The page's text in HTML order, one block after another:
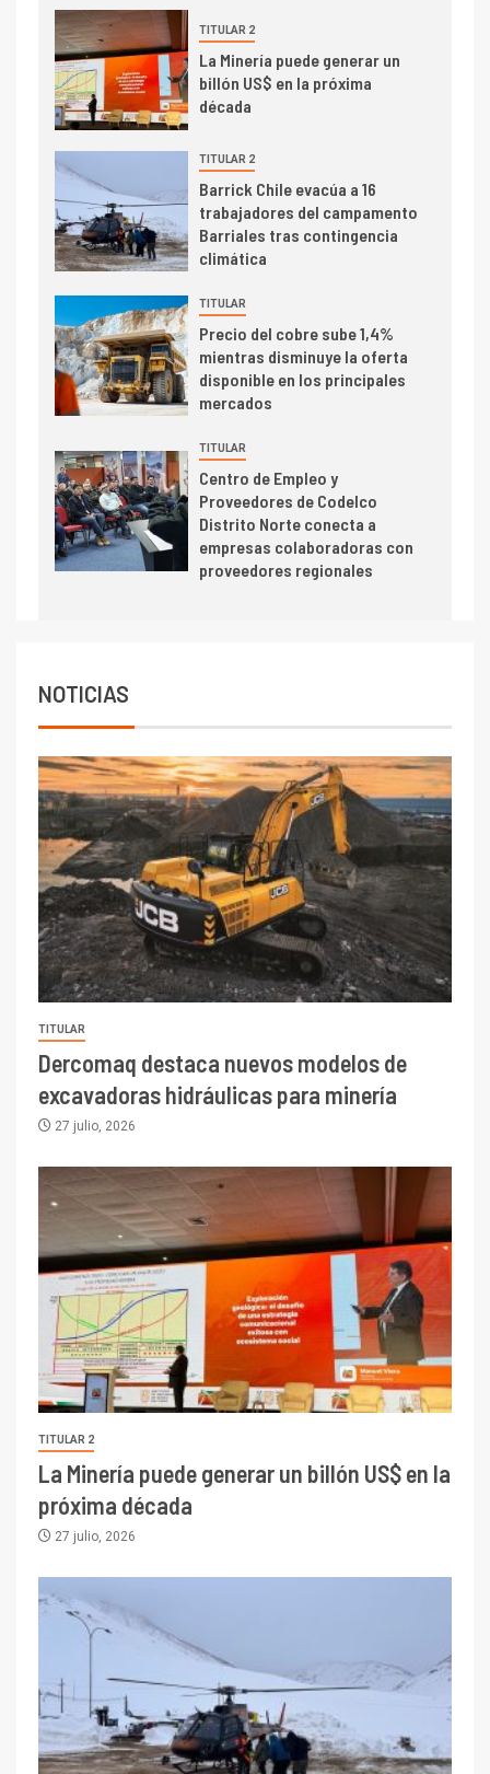
3
PIB minero impacta el
crecimiento regional: Banco
trimestre
I+D
Informe bimensual de
Cochilco: precio del cobre
alcanza máximos por escasez
5 I+D
Estudio revela cómo el precio
del cobre y educación superior
se relacionan en zonas
mineras
6 I+D
BHP proyecta producción de
cobre cercana a 2 millones de
toneladas tras récord en
Escondida
TITULAR 2
La Minería puede generar un
billón US$ en la próxima
década
TITULAR 2
Barrick Chile evacúa a 16
trabajadores del campamento
Barriales tras contingencia
climática
TITULAR
Precio del cobre sube 1,4%
mientras disminuye la oferta
disponible en los principales
mercados
TITULAR
Centro de Empleo y
Proveedores de Codelco
Distrito Norte conecta a
empresas colaboradoras con
proveedores regionales
NOTICIAS
TITULAR
Dercomaq destaca nuevos modelos de
excavadoras hidráulicas para minería
27 julio, 2026
TITULAR 2
La Minería puede generar un billón US$ en la
próxima década
27 julio, 2026